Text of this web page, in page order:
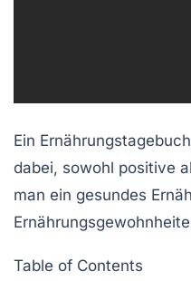
Ein
dabei, sowohl positive
man ein gesundes
Table of Contents